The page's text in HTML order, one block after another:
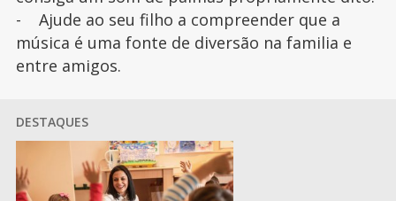
- Ajude ao seu filho a compreender que a
música é uma fonte de diversão na familia e
entre amigos.
DESTAQUES